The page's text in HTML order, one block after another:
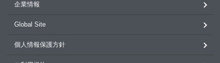
企業情報
Global Site
個人情報保護方針